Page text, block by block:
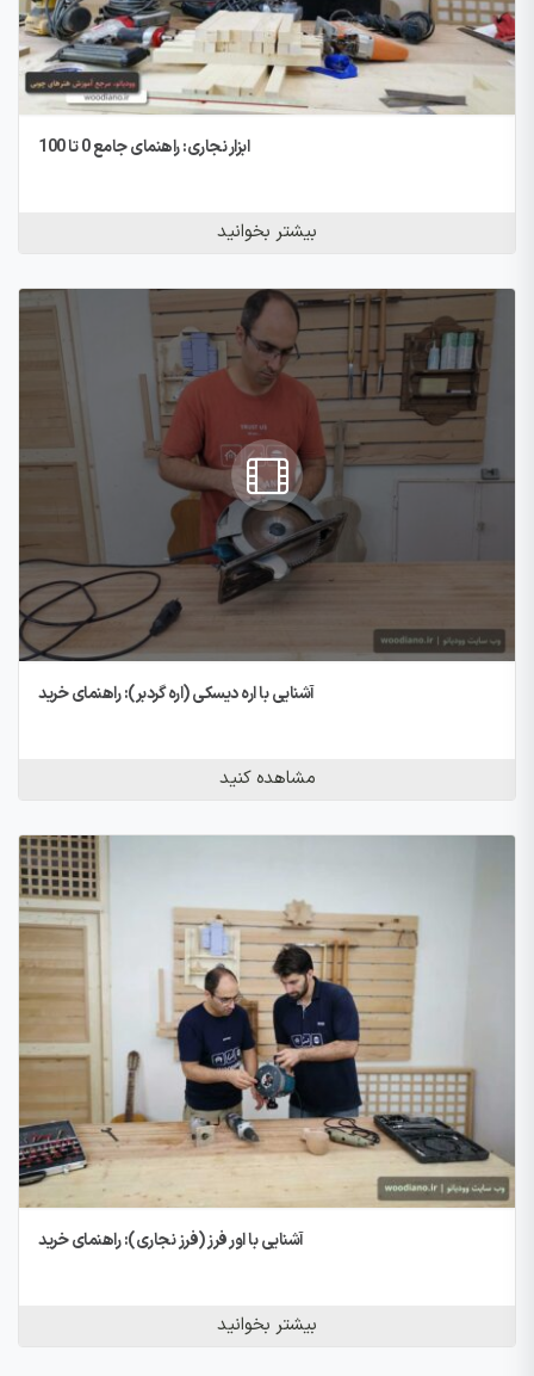
ابزار نجاری: راهنمای جامع 0 تا 100
بیشتر بخوانید
آشنایی با اره دیسکی (اره گردبر): راهنمای خرید
مشاهده کنید
آشنایی با اور فرز (فرز نجاری): راهنمای خرید
بیشتر بخوانید